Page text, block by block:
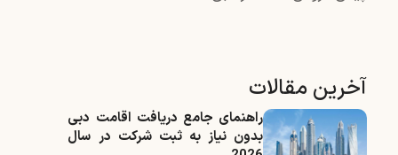
آخرین مقالات
راهنمای جامع دریافت اقامت دبی
بدون نیاز به ثبت شرکت در سال